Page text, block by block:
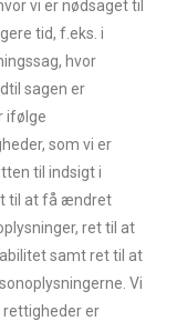
vi er nødsaget til
tid, f.eks. i
hvor
sagen er
ifølge
som vi er
til indsigt i
til at få ændret
ret til at
samt ret til at
Vi
rettigheder er